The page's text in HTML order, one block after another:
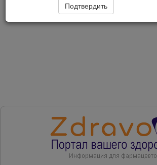
Подтвердить